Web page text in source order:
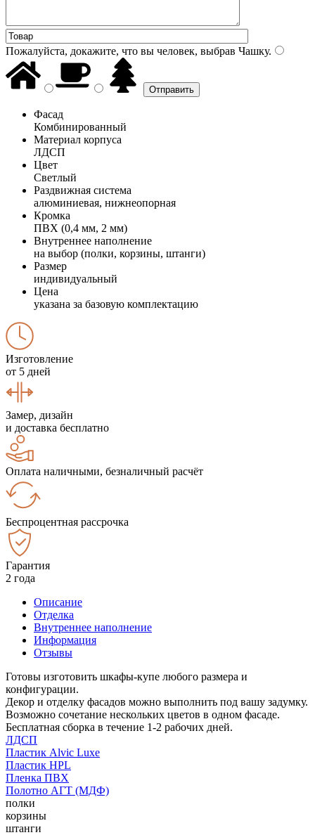
Пожалуйста, докажите, что вы человек, выбрав Чашку.
Фасад
Комбинированный
Материал корпуса
ЛДСП
Цвет
Светлый
Раздвижная система
алюминиевая, нижнеопорная
Кромка
ПВХ (0,4 мм, 2 мм)
Внутреннее наполнение
на выбор (полки, корзины, штанги)
Размер
индивидуальный
Цена
указана за базовую комплектацию
Изготовление
от 5 дней
Замер, дизайн
и доставка бесплатно
Оплата наличными, безналичный расчёт
Беспроцентная рассрочка
Гарантия
2 года
Описание
Отделка
Внутреннее наполнение
Информация
Отзывы
Готовы изготовить шкафы-купе любого размера и
конфигурации.
Декор и отделку фасадов можно выполнить под вашу задумку.
Возможно сочетание нескольких цветов в одном фасаде.
Бесплатная сборка в течение 1-2 рабочих дней.
ЛДСП
Пластик Alvic Luxe
Пластик HPL
Пленка ПВХ
Полотно АГТ (МДФ)
полки
корзины
штанги